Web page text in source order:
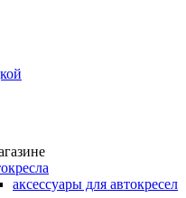
аксессуары для автокресел